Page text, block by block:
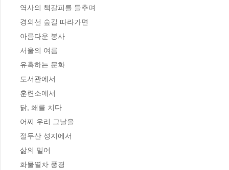
역사의 책갈피를 들추며
경의선 숲길 따라가면
아름다운 봉사
서울의 여름
유혹하는 문화
도서관에서
훈련소에서
닭, 홰를 치다
어찌 우리 그날을
절두산 성지에서
삶의 밀어
화물열차 풍경